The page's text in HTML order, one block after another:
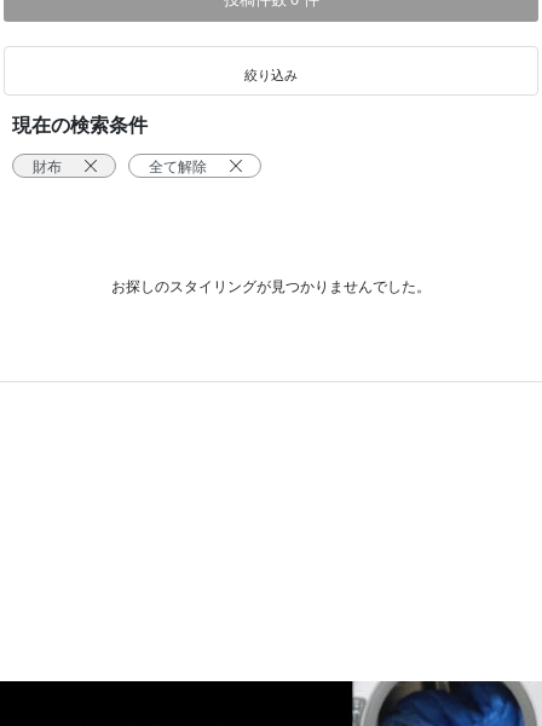
絞り込み
現在の検索条件
財布 全て解除
お探しのスタイリングが見つかりませんでした。